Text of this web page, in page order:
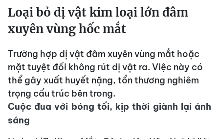
Loại bỏ dị vật kim loại lớn đâm
xuyên vùng hốc mắt
Trường hợp dị vật đâm xuyên vùng mắt hoặc
mặt tuyệt đối không rút dị vật ra. Việc này có
thể gây xuất huyết nặng, tổn thương nghiêm
trọng cấu trúc bên trong.
Cuộc đua với bóng tối, kịp thời giành lại ánh
sáng